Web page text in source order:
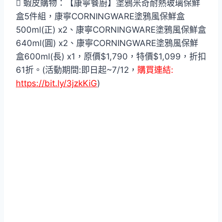
 蝦皮購物：【康寧餐廚】塗鴉米奇耐熱玻璃保鮮
盒5件組，康寧CORNINGWARE塗鴉風保鮮盒
500ml(正) x2、康寧CORNINGWARE塗鴉風保鮮盒
640ml(圓) x2、康寧CORNINGWARE塗鴉風保鮮
盒600ml(長) x1，原價$1,790，特價$1,099，折扣
61折。(活動期間:即日起~7/12， 購買連結:
https://bit.ly/3jzkKiG)